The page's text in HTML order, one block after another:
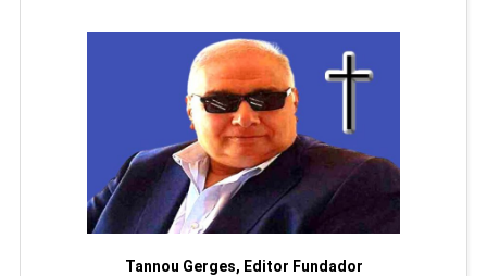
Tannou Gerges, Editor Fundador